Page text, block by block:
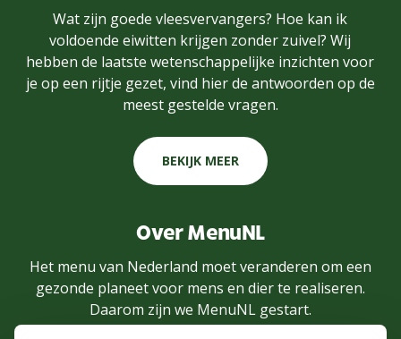
Wat zijn goede vleesvervangers? Hoe kan ik
voldoende eiwitten krijgen zonder zuivel? Wij
hebben de laatste wetenschappelijke inzichten voor
je op een rijtje gezet, vind hier de antwoorden op de
meest gestelde vragen.
BEKIJK MEER
Over MenuNL
Het menu van Nederland moet veranderen om een
gezonde planeet voor mens en dier te realiseren.
Daarom zijn we MenuNL gestart.